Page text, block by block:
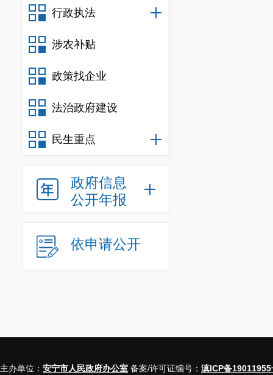
行政执法
涉农补贴
政策找企业
法治政府建设
民生重点
政府信息
公开年报
依申请公开
主办单位： 安宁市人民政府办公室 备案/许可证编号： 滇ICP备